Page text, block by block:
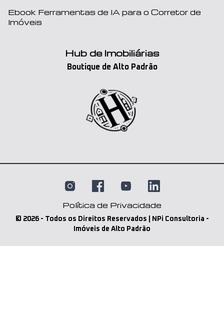
Ebook Ferramentas de IA para o Corretor de
Imóveis
Hub de Imobiliárias
Boutique de Alto Padrão
Política de Privacidade
© 2026- Todos os Direitos Reservados | NPi Consultoria -
Imóveis de Alto Padrão